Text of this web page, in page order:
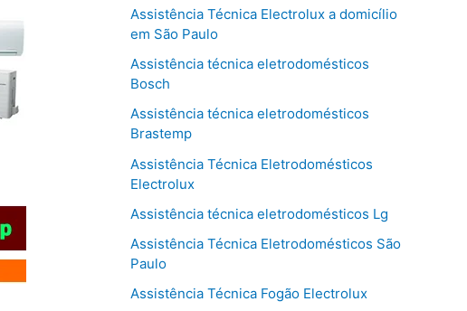
Assistência Técnica Electrolux a domicílio
em São Paulo
Assistência técnica eletrodomésticos
Bosch
Assistência técnica eletrodomésticos
Brastemp
Assistência Técnica Eletrodomésticos
Electrolux
Assistência técnica eletrodomésticos Lg
Assistência Técnica Eletrodomésticos São
Paulo
Assistência Técnica Fogão Electrolux